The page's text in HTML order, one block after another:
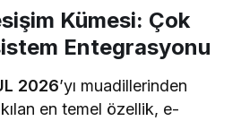
Kümesi: Çok
Entegrasyonu
2026’yı muadillerinden
en temel özellik, e-